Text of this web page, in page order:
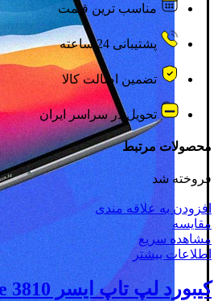
مناسب ترین قیمت
پشتیبانی 24 ساعته
تضمین اصالت کالا
تحویل در سراسر ایران
محصولات مرتبط
فروخته شد
افزودن به علاقه مندی
مقایسه
مشاهده سریع
اطلاعات بیشتر
کیبورد لپ تاپ ایسر 3810 Aspire